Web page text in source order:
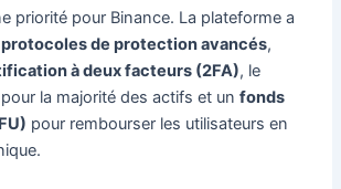
priorité pour Binance. La plateforme a
protocoles de protection avancés,
à deux facteurs (2FA), le
pour la majorité des actifs et unfonds
pour rembourser les utilisateurs en